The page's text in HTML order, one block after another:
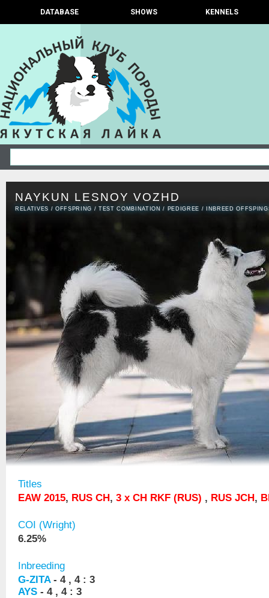
DATABASE SHOWS KENNELS
NAYKUN LESNOY VOZHD
RELATIVES /OFFSPRING /TEST COMBINATION / PEDIGREE / INBREED
Titles
EAW 2015, RUS CH, 3 x CH RKF (RUS) , RUS JCH,
COI (Wright)
6.25%
Inbreeding
G-ZITA- 4 , 4 : 3
AYS - 4 , 4 : 3